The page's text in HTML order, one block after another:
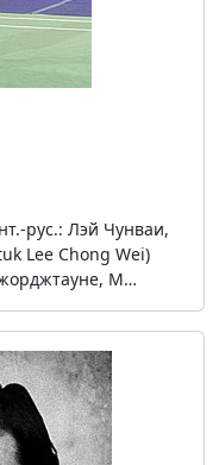
рус.: Лэй Чунваи,
Lee Chong Wei)
М…